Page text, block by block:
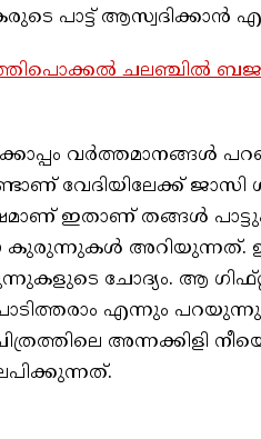
പാട്ട് ആസ്വദിക്കാൻ
ചലഞ്ചിൽ
വർത്തമാനങ്ങൾ
വേദിയിലേക്ക് ജാസി
ഇതാണ് തങ്ങൾ
കുരുന്നുകൾ അറിയുന്നത്.
ചോദ്യം. ആ
എന്നും
ചിത്രത്തിലെ